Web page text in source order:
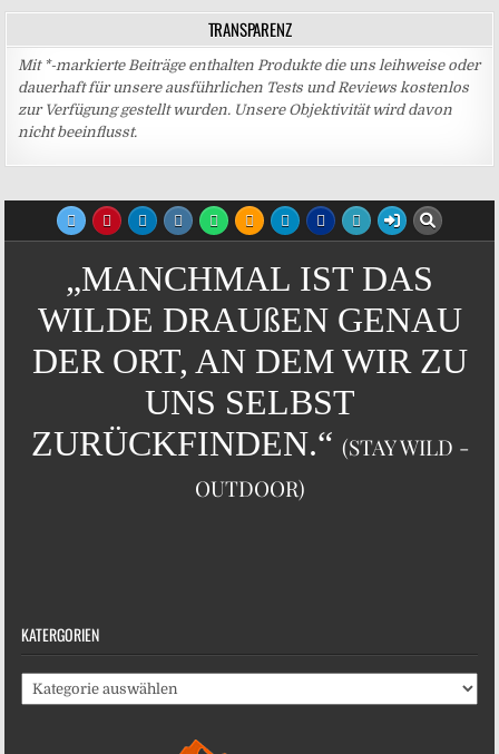
TRANSPARENZ
Mit *-markierte Beiträge enthalten Produkte die uns leihweise oder
dauerhaft für unsere ausführlichen Tests und Reviews kostenlos
zur Verfügung gestellt wurden. Unsere Objektivität wird davon
nicht beeinflusst.
„MANCHMAL IST DAS
WILDE DRAUßEN GENAU
DER ORT, AN DEM WIR ZU
UNS SELBST
ZURÜCKFINDEN.“ (STAY WILD -
OUTDOOR)
KATERGORIEN
Katergorien